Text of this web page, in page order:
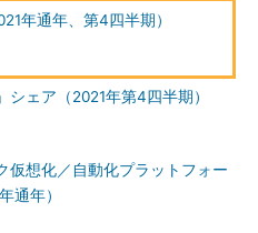
年通年、第4四半期）
シェア（2021年第4四半期）
仮想化／自動化プラットフォー
通年）